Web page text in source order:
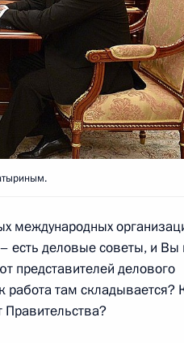
коммунального
Андреем
международных
– есть деловые советы, и Вы
представителей делового
работа там складывается?
Правительства?